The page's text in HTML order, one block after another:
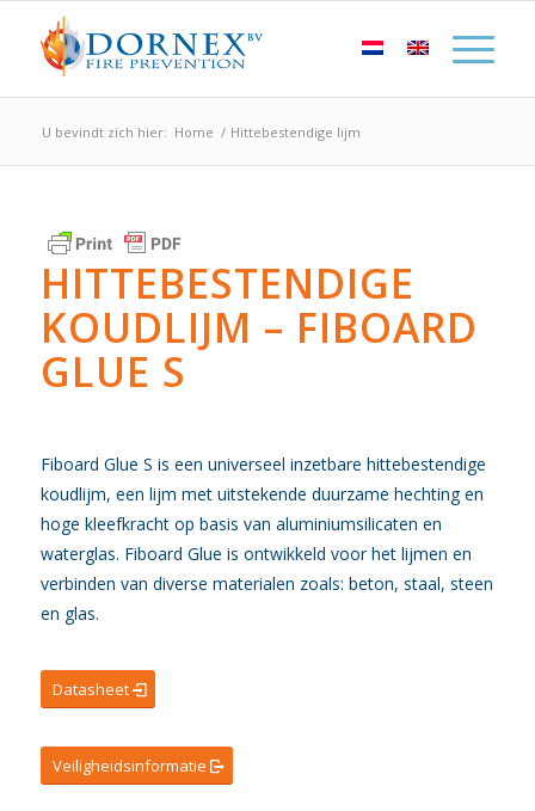
U bevindt zich hier: Home / Hittebestendige lijm
HITTEBESTENDIGE
KOUDLIJM – FIBOARD
GLUE S
Fiboard Glue S is een universeel inzetbare hittebestendige
koudlijm, een lijm met uitstekende duurzame hechting en
hoge kleefkracht op basis van aluminiumsilicaten en
waterglas. Fiboard Glue is ontwikkeld voor het lijmen en
verbinden van diverse materialen zoals: beton, staal, steen
en glas.
Datasheet
Veiligheidsinformatie